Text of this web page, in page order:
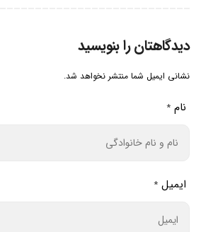
دیدگاهتان را بنویسید
نشانی ایمیل شما منتشر نخواهد شد.
نام *
ایمیل *